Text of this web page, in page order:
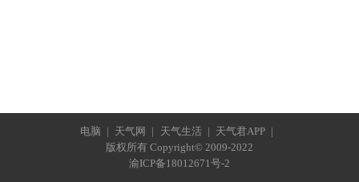
电脑 | 天气网 | 天气生活 | 天气君APP |
版权所有 Copyright© 2009-2022
渝ICP备18012671号-2